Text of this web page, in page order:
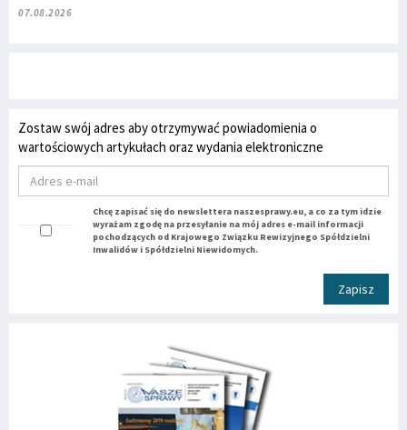
07.08.2026
Zostaw swój adres aby otrzymywać powiadomienia o
wartościowych artykułach oraz wydania elektroniczne
Chcę zapisać się do newslettera naszesprawy.eu, a co za tym idzie
wyrażam zgodę na przesyłanie na mój adres e-mail informacji
pochodzących od Krajowego Związku Rewizyjnego Spółdzielni
Inwalidów i Spółdzielni Niewidomych.
Zapisz